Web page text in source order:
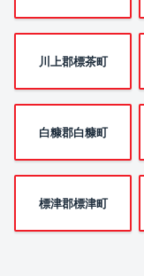
川上郡標茶町
白糠郡白糠町
標津郡標津町